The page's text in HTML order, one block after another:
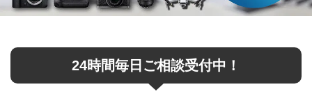
24時間毎日ご相談受付中！